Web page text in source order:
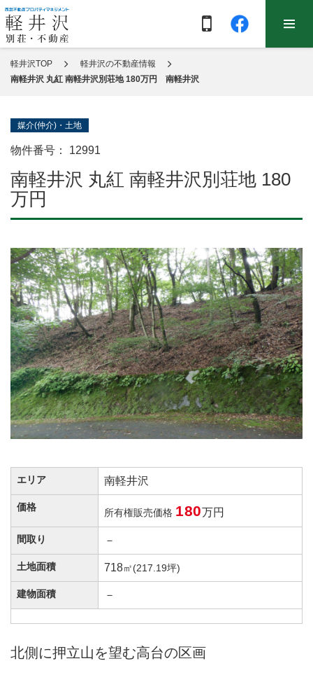
軽井沢TOP
軽井沢の不動産情報
南軽井沢 丸紅 南軽井沢別荘地 180万円 南軽井沢
媒介(仲介)・土地
物件番号： 12991
南軽井沢 丸紅 南軽井沢別荘地 180
万円
エリア 南軽井沢
価格 所有権販売価格 180万円
間取り －
土地面積 718㎡(217.19坪)
建物面積 －
北側に押立山を望む高台の区画